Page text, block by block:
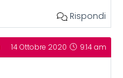
Rispondi
14 Ottobre 2020 9:14 am